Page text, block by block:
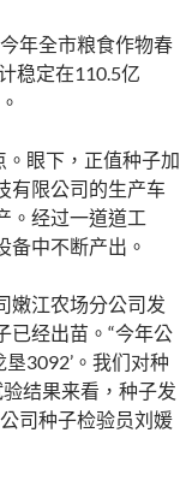
年全市粮食作物春
稳定在110.5亿
。眼下，正值种子加
有限公司的生产车
。经过一道道工
备中不断产出。
嫩江农场分公司发
已经出苗。“今年公
垦3092’。我们对种
结果来看，种子发
司种子检验员刘媛